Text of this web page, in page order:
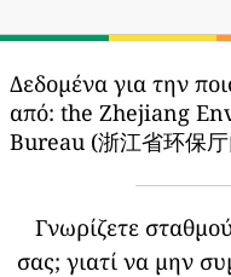
Δεδομένα για την
από: the Zhejiang
Bureau (浙江省环保
Γνωρίζετε
σας; γιατί να μην